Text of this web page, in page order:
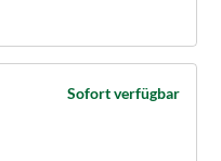
Sofort verfügbar